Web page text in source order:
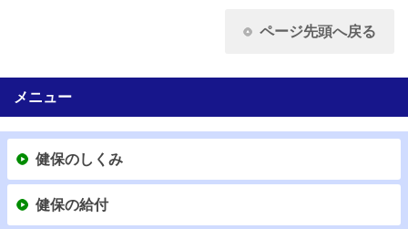
ページ先頭へ戻る
メニュー
健保のしくみ
健保の給付